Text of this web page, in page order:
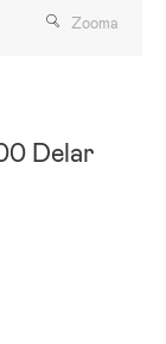
Zooma
Delar